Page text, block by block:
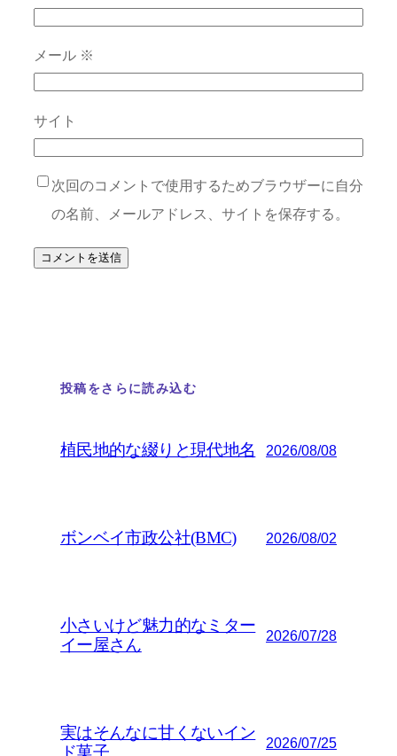
メール ※
サイト
次回のコメントで使用するためブラウザーに自分
の名前、メールアドレス、サイトを保存する。
投稿をさらに読み込む
植民地的な綴りと現代地名 2026/08/08
ボンベイ市政公社(BMC) 2026/08/02
小さいけど魅力的なミター
イー屋さん
2026/07/28
実はそんなに甘くないイン
ド菓子
2026/07/25